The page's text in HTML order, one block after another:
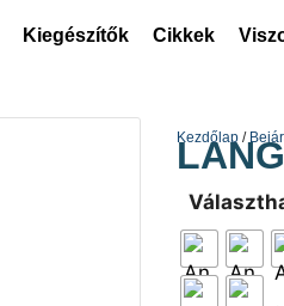
Kiegészítők Cikkek
Kezdőlap /